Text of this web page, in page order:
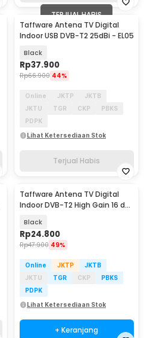
TERJUAL HABIS
Taffware Antena TV Digital
Indoor USB DVB-T2 25dBi - EL05
Black
Rp37.900
Rp66.900 44%
Online JKTP
JKTB
JKTU
TGR CKP
PBKS
PDPK
Lihat Ketersediaan Stok
Terjual Habis
Taffware Antena TV Digital
Indoor DVB-T2 High Gain 16 dBi
Black
Rp24.800
Rp47.900 49%
Online JKTP
JKTB
JKTU
TGR CKP
PBKS
PDPK
Lihat Ketersediaan Stok
+ Keranjang